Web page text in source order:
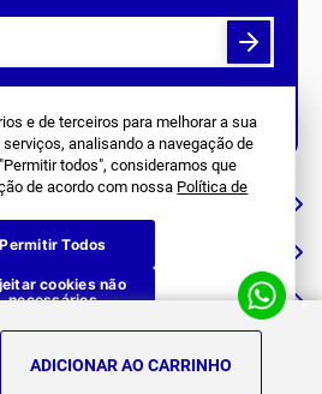
e de terceiros para melhorar a sua
analisando a navegação de
todos", consideramos que
de acordo com nossa Política de
Permitir Todos
cookies não
necessários
ADICIONAR AO CARRINHO